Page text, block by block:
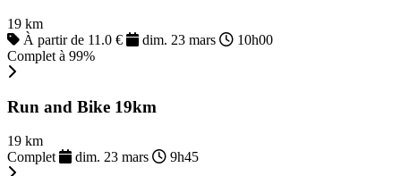
19 km
À partir de 11.0 €
dim. 23 mars
10h00
Complet à 99%
Run and Bike 19km
19 km
Complet
dim. 23 mars 9h45